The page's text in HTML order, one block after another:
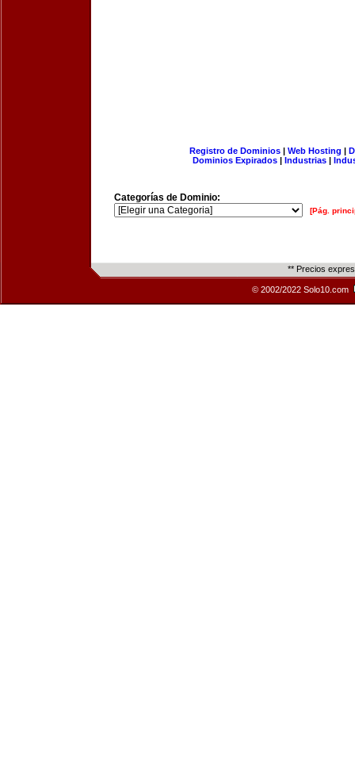
Registro de Dominios| Web Hosting |
Dominios Expirados | Industrias |
Categorías de Dominio:
[Pág.
** Precios
© 2002/2022 Solo10.com